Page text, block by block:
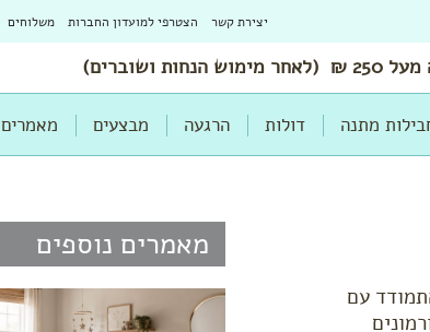
יצירת קשר הצטרפי למועדון החברות משלוחים
הנחות ושוברים)
מתנה דולות הרגעה מבצעים מאמרים
עם
מאמרים נוספים